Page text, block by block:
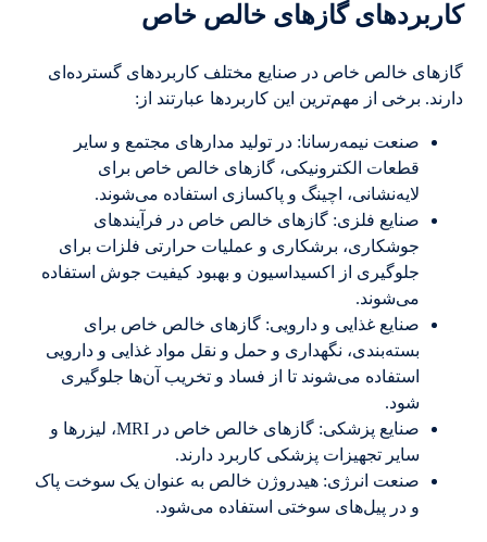
کاربردهای گازهای خالص خاص
گازهای خالص خاص در صنایع مختلف کاربردهای گسترده‌ای
دارند. برخی از مهم‌ترین این کاربردها عبارتند از:
صنعت نیمه‌رسانا: در تولید مدارهای مجتمع و سایر
قطعات الکترونیکی، گازهای خالص خاص برای
لایه‌نشانی، اچینگ و پاکسازی استفاده می‌شوند.
صنایع فلزی: گازهای خالص خاص در فرآیندهای
جوشکاری، برشکاری و عملیات حرارتی فلزات برای
جلوگیری از اکسیداسیون و بهبود کیفیت جوش استفاده
می‌شوند.
صنایع غذایی و دارویی: گازهای خالص خاص برای
بسته‌بندی، نگهداری و حمل و نقل مواد غذایی و دارویی
استفاده می‌شوند تا از فساد و تخریب آن‌ها جلوگیری
شود.
صنایع پزشکی: گازهای خالص خاص در MRI، لیزرها و
سایر تجهیزات پزشکی کاربرد دارند.
صنعت انرژی: هیدروژن خالص به عنوان یک سوخت پاک
و در پیل‌های سوختی استفاده می‌شود.